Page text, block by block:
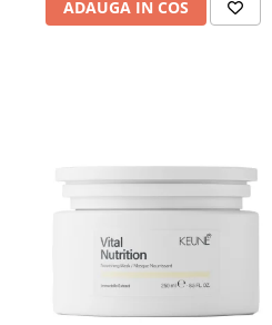
ADAUGA IN COS